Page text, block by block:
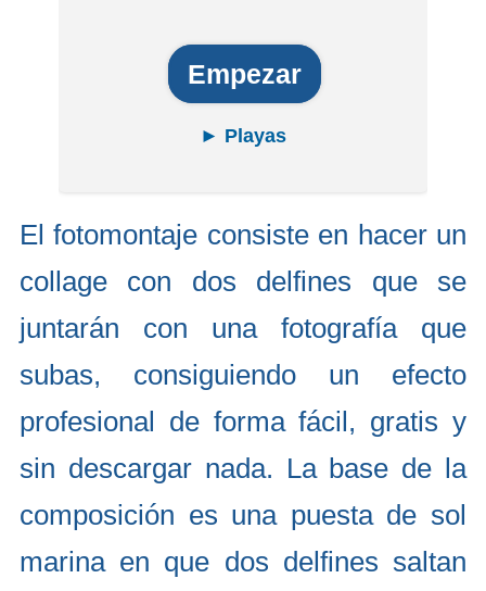
Empezar
► Playas
El fotomontaje consiste en hacer un
collage con dos delfines que se
juntarán con una fotografía que
subas, consiguiendo un efecto
profesional de forma fácil, gratis y
sin descargar nada. La base de la
composición es una puesta de sol
marina en que dos delfines saltan